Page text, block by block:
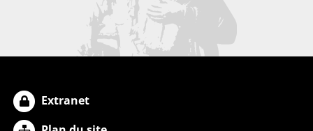
Extranet